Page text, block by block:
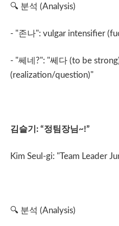
🔍 분석 (Analysis)
- "존나": vulgar intensifier
- "쎄네 ?": "쎄다 (to be
(realization/question)"
김슬기 : “정팀장님~!”
Kim Seul-gi: "Team Leader
🔍 분석 (Analysis)